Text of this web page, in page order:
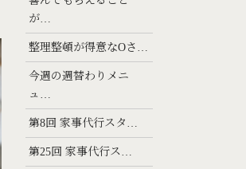
が…
整理整頓が得意なOさ…
今週の週替わりメニ
ュ…
第8回 家事代行スタ…
第25回 家事代行ス…